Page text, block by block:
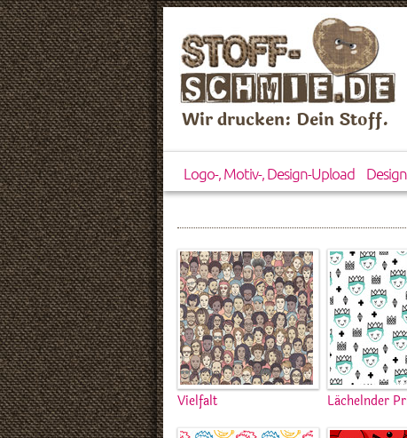
Wir drucken: Dein Stoff.
Logo-, Motiv-, Design-Upload
Vielfalt Lächelnder